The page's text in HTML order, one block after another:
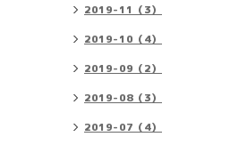
2019-11（3）
2019-10（4）
2019-09（2）
2019-08（3）
2019-07（4）